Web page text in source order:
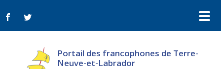
Portail des francophones de Terre-
Neuve-et-Labrador